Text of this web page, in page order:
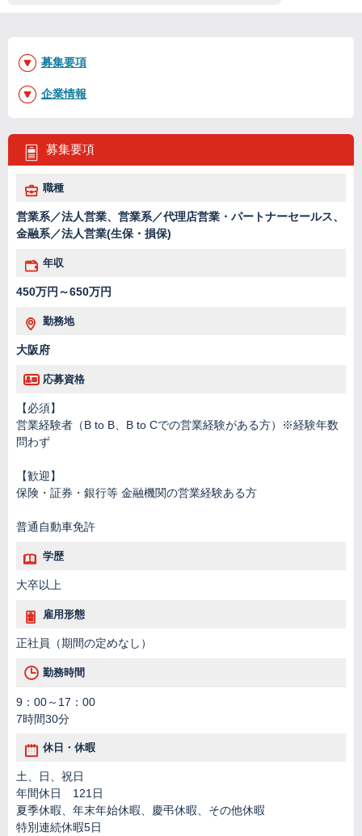
募集要項
職種
営業系／法人営業、営業系／代理店営業・パートナーセールス、
金融系／法人営業(生保・損保)
年収
450万円～650万円
勤務地
大阪府
応募資格
【必須】
営業経験者（B to B、B to Cでの営業経験がある方）※経験年数
問わず
【歓迎】
保険・証券・銀行等 金融機関の営業経験ある方
普通自動車免許
学歴
大卒以上
雇用形態
正社員（期間の定めなし）
勤務時間
9：00～17：00
7時間30分
休日・休暇
土、日、祝日
年間休日 121日
夏季休暇、年末年始休暇、慶弔休暇、その他休暇
特別連続休暇5日
募集要項
企業情報